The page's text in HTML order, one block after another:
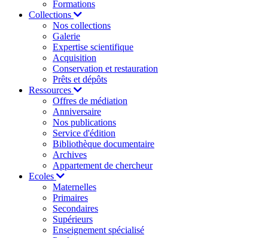
Formations
Collections
Nos collections
Galerie
Expertise scientifique
Acquisition
Conservation et restauration
Prêts et dépôts
Ressources
Offres de médiation
Anniversaire
Nos publications
Service d'édition
Bibliothèque documentaire
Archives
Appartement de chercheur
Ecoles
Maternelles
Primaires
Secondaires
Supérieurs
Enseignement spécialisé